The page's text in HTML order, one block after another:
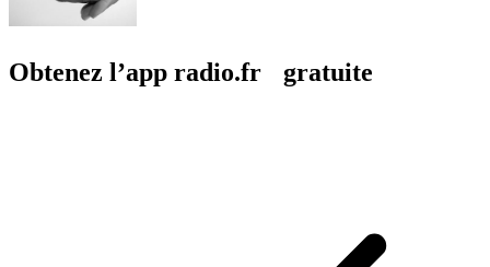
Obtenez l’app radio.fr gratuite